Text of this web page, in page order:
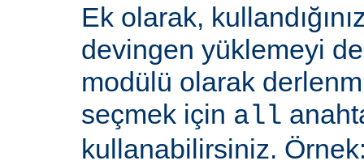
Ek olarak,
devingen yüklemeyi
modülü olarak
seçmek için all
kullanabilirsiniz.